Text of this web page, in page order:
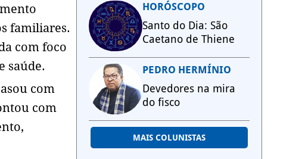
familiares.
com foco
saúde.
com
com
HORÓSCOPO
Santo do Dia: São
Caetano de Thiene
PEDRO HERMÍNIO
Devedores na mira
do fisco
MAIS COLUNISTAS